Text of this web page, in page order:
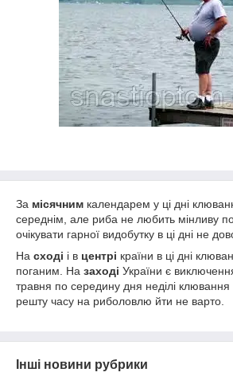
За місячним календарем у ці дні
середнім, але риба не любить мінливу
очікувати гарної видобутку в ці дні не
На сході і в центрі країни в ці дні
поганим. На заході України є
травня по середину дня неділі
решту часу на риболовлю йти не варто.
Інші новини рубрики